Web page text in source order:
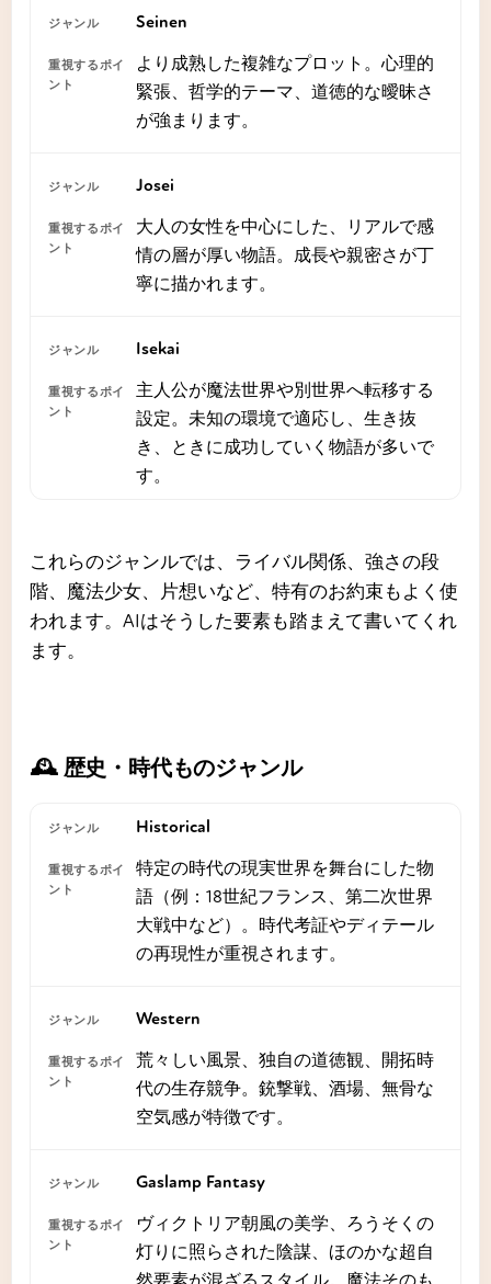
Seinen
より成熟した複雑なプロット。心理的
緊張、哲学的テーマ、道徳的な曖昧さ
が強まります。
Josei
大人の女性を中心にした、リアルで感
情の層が厚い物語。成長や親密さが丁
寧に描かれます。
Isekai
主人公が魔法世界や別世界へ転移する
設定。未知の環境で適応し、生き抜
き、ときに成功していく物語が多いで
す。
これらのジャンルでは、ライバル関係、強さの段
階、魔法少女、片想いなど、特有のお約束もよく使
われます。AIはそうした要素も踏まえて書いてくれ
ます。
🕰️ 歴史・時代ものジャンル
Historical
特定の時代の現実世界を舞台にした物
語（例：18世紀フランス、第二次世界
大戦中など）。時代考証やディテール
の再現性が重視されます。
Western
荒々しい風景、独自の道徳観、開拓時
代の生存競争。銃撃戦、酒場、無骨な
空気感が特徴です。
Gaslamp Fantasy
ヴィクトリア朝風の美学、ろうそくの
灯りに照らされた陰謀、ほのかな超自